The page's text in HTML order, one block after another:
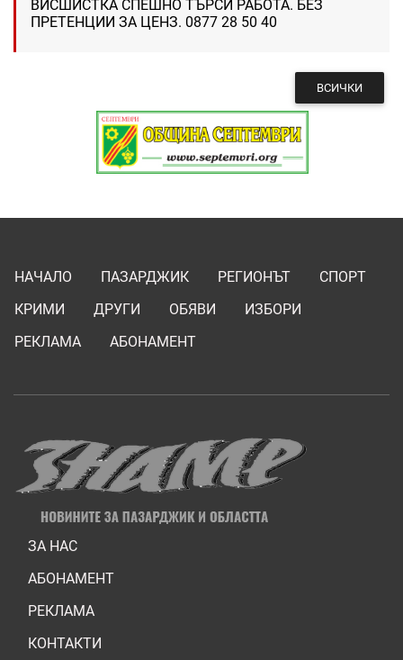
ВИСШИСТКА СПЕШНО ТЪРСИ РАБОТА. БЕЗ
ПРЕТЕНЦИИ ЗА ЦЕНЗ. 0877 28 50 40
ВСИЧКИ
НАЧАЛО ПАЗАРДЖИК РЕГИОНЪТ
СПОРТ
КРИМИ
ДРУГИ ОБЯВИ
ИЗБОРИ
РЕКЛАМА
АБОНАМЕНТ
ЗА НАС
АБОНАМЕНТ
РЕКЛАМА
КОНТАКТИ